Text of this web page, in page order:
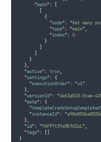
"main" :
[
[
{
"node" : "Get many
"type" : "main" ,
"index" : 0
}
]
]
}
},
"active" : true,
"settings" : {
"executionOrder" : "v1"
},
"versionId" : "4e63a018-5cae-
"meta" : {
"templateCredsSetupCompleted
"instanceId" : "
},
"id" : "fAFPTt39xMEfUZpL" ,
"tags" :
[]
}